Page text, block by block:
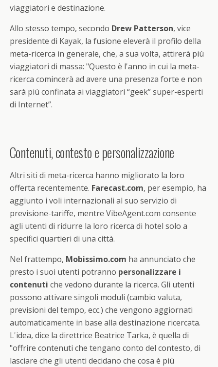
viaggiatori e destinazione.
Allo stesso tempo, secondo Drew Patterson, vice
presidente di Kayak, la fusione eleverà il profilo della
meta-ricerca in generale, che, a sua volta, attirerà più
viaggiatori di massa: "Questo è l'anno in cui la meta-
ricerca comincerà ad avere una presenza forte e non
sarà più confinata ai viaggiatori “geek” super-esperti
di Internet”.
Contenuti, contesto e personalizzazione
Altri siti di meta-ricerca hanno migliorato la loro
offerta recentemente. Farecast.com, per esempio, ha
aggiunto i voli internazionali al suo servizio di
previsione-tariffe, mentre VibeAgent.com consente
agli utenti di ridurre la loro ricerca di hotel solo a
specifici quartieri di una città.
Nel frattempo, Mobissimo.com ha annunciato che
presto i suoi utenti potranno personalizzare i
contenuti che vedono durante la ricerca. Gli utenti
possono attivare singoli moduli (cambio valuta,
previsioni del tempo, ecc.) che vengono aggiornati
automaticamente in base alla destinazione ricercata.
L'idea, dice la direttrice Beatrice Tarka, è quella di
"offrire contenuti che tengano conto del contesto, di
lasciare che gli utenti decidano che cosa è più